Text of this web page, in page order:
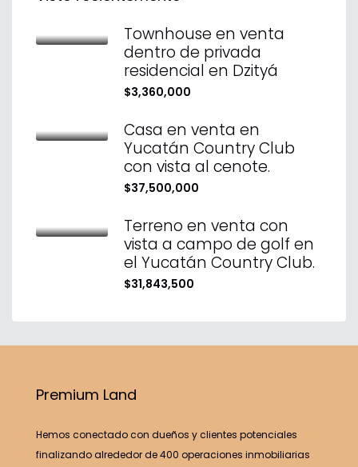
Townhouse en venta
dentro de privada
residencial en Dzityá
$3,360,000
Casa en venta en
Yucatán Country Club
con vista al cenote.
$37,500,000
Terreno en venta con
vista a campo de golf en
el Yucatán Country Club.
$31,843,500
Premium Land
Hemos conectado con dueños y clientes potenciales
finalizando alrededor de 400 operaciones inmobiliarias